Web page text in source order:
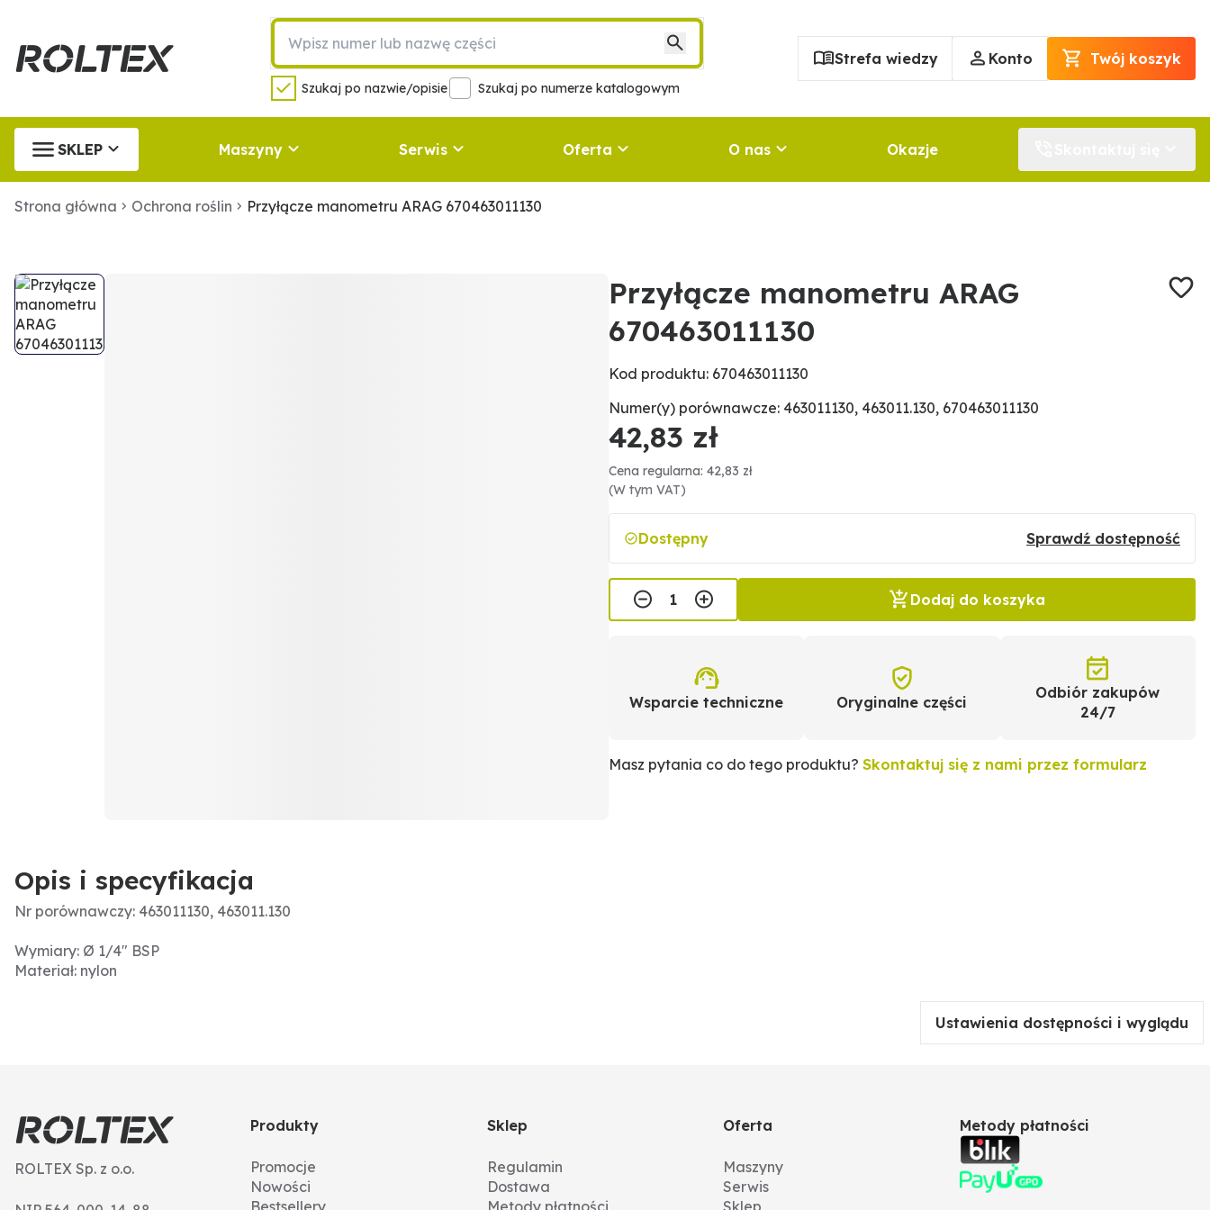
Szukaj po nazwie/opisie Szukaj po numerze katalogowym
Strefa wiedzy Konto Twój koszyk
SKLEP Maszyny Serwis Oferta O nas Okazje
Strona główna Ochrona roślin Przyłącze manometru ARAG 670463011130
Przyłącze manometru ARAG
670463011130
Kod produktu: 670463011130
Numer(y) porównawcze: 463011130, 463011.130, 670463011130
42,83 zł
Cena regularna: 42,83 zł
(W tym VAT)
Dostępny Sprawdź dostępność
Dodaj do koszyka
Wsparcie techniczne Oryginalne części
Odbiór zakupów
24/7
Masz pytania co do tego produktu? Skontaktuj się z nami przez formularz
Opis i specyfikacja
Nr porównawczy: 463011130, 463011.130
Wymiary: Ø 1/4" BSP
Materiał: nylon
Ustawienia dostępności i wyglądu
ROLTEX Sp. z o.o.
Produkty
Promocje
Nowości
Bestsellery
Sklep
Regulamin
Dostawa
Metody płatności
Oferta
Maszyny
Serwis
Sklep
Metody płatności